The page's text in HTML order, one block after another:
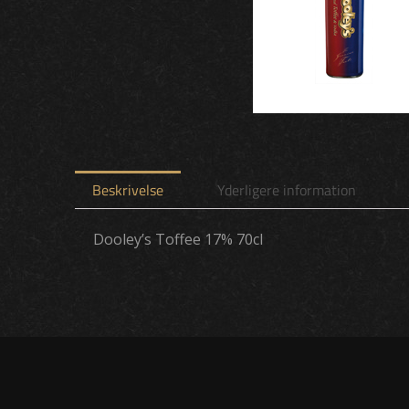
Beskrivelse Yderligere information
Dooley’s Toffee 17% 70cl